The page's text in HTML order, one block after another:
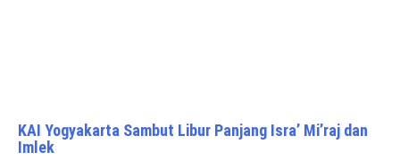
KAI Yogyakarta Sambut Libur Panjang Isra’ Mi’raj dan
Imlek